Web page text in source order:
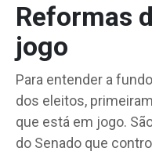
Reformas
jogo
Para entender a
dos eleitos,
que está em jogo.
do Senado que